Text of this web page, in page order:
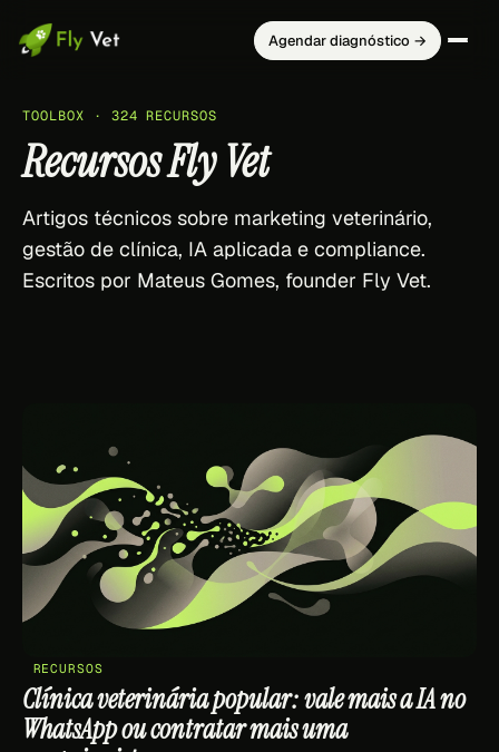
Agendar diagnóstico →
TOOLBOX · 324 RECURSOS
Recursos Fly Vet
Artigos técnicos sobre marketing veterinário,
gestão de clínica, IA aplicada e compliance.
Escritos por Mateus Gomes, founder Fly Vet.
RECURSOS
Clínica veterinária popular: vale mais a IA no
WhatsApp ou contratar mais uma